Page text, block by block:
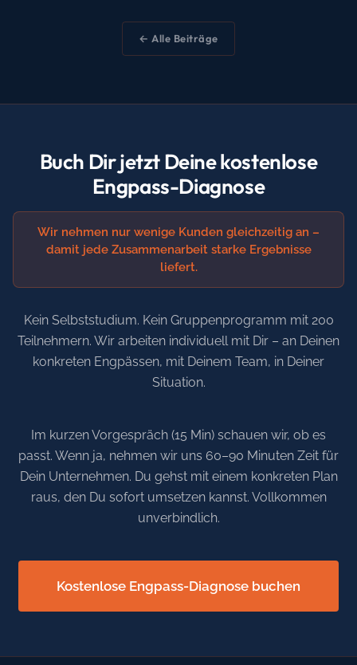
← Alle Beiträge
Buch Dir jetzt Deine kostenlose
Engpass-Diagnose
Wir nehmen nur wenige Kunden gleichzeitig an –
damit jede Zusammenarbeit starke Ergebnisse
liefert.
Kein Selbststudium. Kein Gruppenprogramm mit 200
Teilnehmern. Wir arbeiten individuell mit Dir – an Deinen
konkreten Engpässen, mit Deinem Team, in Deiner
Situation.
Im kurzen Vorgespräch (15 Min) schauen wir, ob es
passt. Wenn ja, nehmen wir uns 60–90 Minuten Zeit für
Dein Unternehmen. Du gehst mit einem konkreten Plan
raus, den Du sofort umsetzen kannst. Vollkommen
unverbindlich.
Kostenlose Engpass-Diagnose buchen